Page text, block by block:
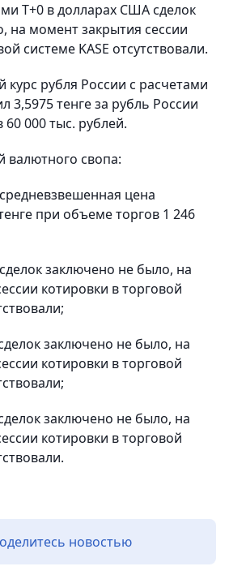
Т+0 в долларах США сделок
на момент закрытия сессии
системе KASE отсутствовали.
рубля России с расчетами
3,5975 тенге за рубль России
000 тыс. рублей.
валютного свопа:
цена
при объеме торгов 1 246
заключено не было, на
котировки в торговой
заключено не было, на
котировки в торговой
заключено не было, на
котировки в торговой
новостью